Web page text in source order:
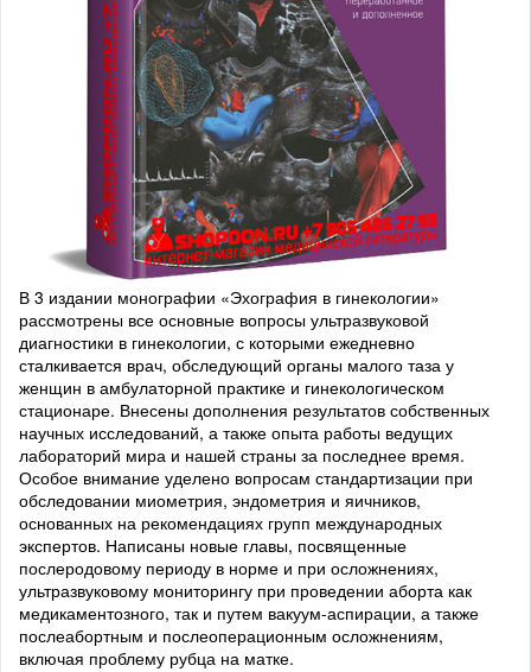
В 3 издании монографии «Эхография в гинекологии»
рассмотрены все основные вопросы ультразвуковой
диагностики в гинекологии, с которыми ежедневно
сталкивается врач, обследующий органы малого таза у
женщин в амбулаторной практике и гинекологическом
стационаре. Внесены дополнения результатов собственных
научных исследований, а также опыта работы ведущих
лабораторий мира и нашей страны за последнее время.
Особое внимание уделено вопросам стандартизации при
обследовании миометрия, эндометрия и яичников,
основанных на рекомендациях групп международных
экспертов. Написаны новые главы, посвященные
послеродовому периоду в норме и при осложнениях,
ультразвуковому мониторингу при проведении аборта как
медикаментозного, так и путем вакуум-аспирации, а также
послеабортным и послеоперационным осложнениям,
включая проблему рубца на матке.